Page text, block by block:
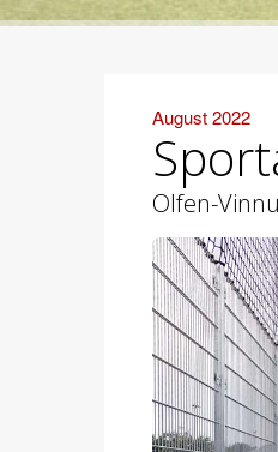
August 2022
Olfen-